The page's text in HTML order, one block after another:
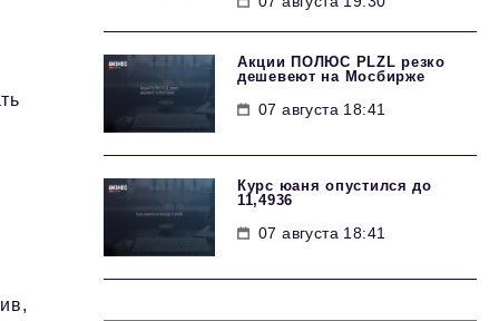
Акции ПОЛЮС PLZL резко
дешевеют на Мосбирже
07 августа 18:41
Курс юаня опустился до
11,4936
07 августа 18:41